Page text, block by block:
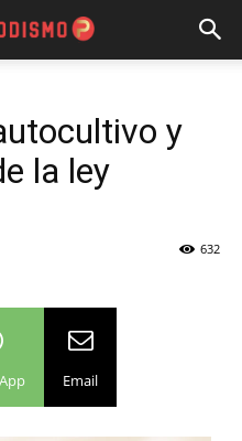
y
la ley
632
Email